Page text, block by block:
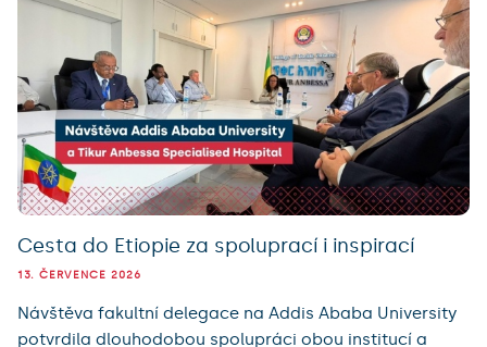
Cesta do Etiopie za spoluprací i inspirací
13. ČERVENCE 2026
Návštěva fakultní delegace na Addis Ababa University
potvrdila dlouhodobou spolupráci obou institucí a